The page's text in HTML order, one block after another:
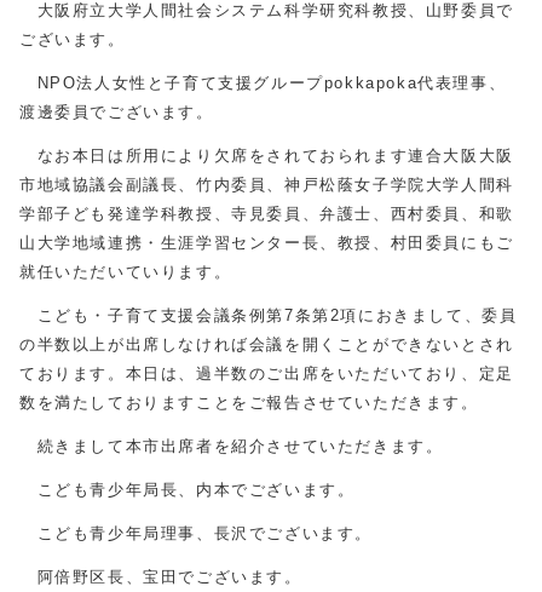
大阪府立大学人間社会システム科学研究科教授、山野委員で
ございます。
NPO法人女性と子育て支援グループpokkapoka代表理事、
渡邊委員でございます。
なお本日は所用により欠席をされておられます連合大阪大阪
市地域協議会副議長、竹内委員、神戸松蔭女子学院大学人間科
学部子ども発達学科教授、寺見委員、弁護士、西村委員、和歌
山大学地域連携・生涯学習センター長、教授、村田委員にもご
就任いただいていります。
こども・子育て支援会議条例第7条第2項におきまして、委員
の半数以上が出席しなければ会議を開くことができないとされ
ております。本日は、過半数のご出席をいただいており、定足
数を満たしておりますことをご報告させていただきます。
続きまして本市出席者を紹介させていただきます。
こども青少年局長、内本でございます。
こども青少年局理事、長沢でございます。
阿倍野区長、宝田でございます。